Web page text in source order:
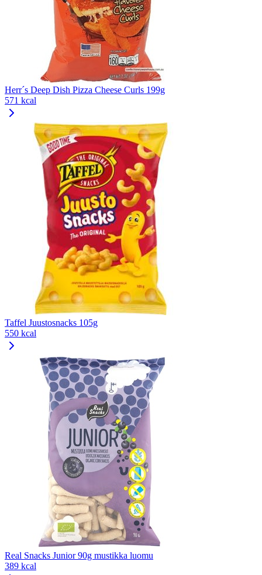
Herr´s Deep Dish Pizza Cheese Curls 199g
571 kcal
Taffel Juustosnacks 105g
550 kcal
Real Snacks Junior 90g mustikka luomu
389 kcal